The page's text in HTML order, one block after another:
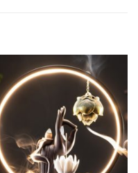
đẹp sang trọng mà
bình an và thu hút